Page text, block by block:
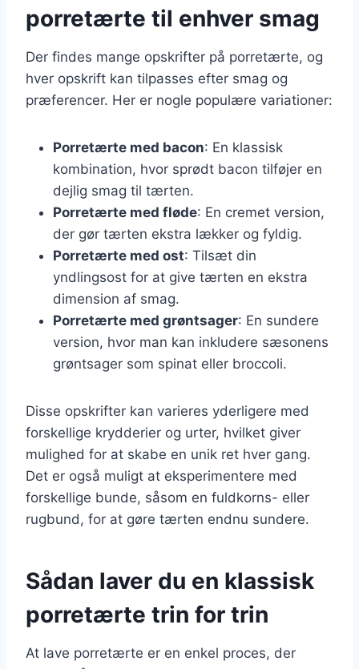
porretærte til enhver smag
Der findes mange opskrifter på porretærte, og
hver opskrift kan tilpasses efter smag og
præferencer. Her er nogle populære variationer:
Porretærte med bacon: En klassisk
kombination, hvor sprødt bacon tilføjer en
dejlig smag til tærten.
Porretærte med fløde: En cremet version,
der gør tærten ekstra lækker og fyldig.
Porretærte med ost: Tilsæt din
yndlingsost for at give tærten en ekstra
dimension af smag.
Porretærte med grøntsager: En sundere
version, hvor man kan inkludere sæsonens
grøntsager som spinat eller broccoli.
Disse opskrifter kan varieres yderligere med
forskellige krydderier og urter, hvilket giver
mulighed for at skabe en unik ret hver gang.
Det er også muligt at eksperimentere med
forskellige bunde, såsom en fuldkorns- eller
rugbund, for at gøre tærten endnu sundere.
Sådan laver du en klassisk
porretærte trin for trin
At lave porretærte er en enkel proces, der